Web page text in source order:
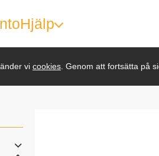
vi cookies. Genom att fortsätta på
Hjälp